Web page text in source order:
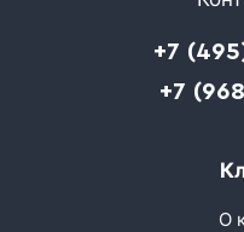
+7
+7
О